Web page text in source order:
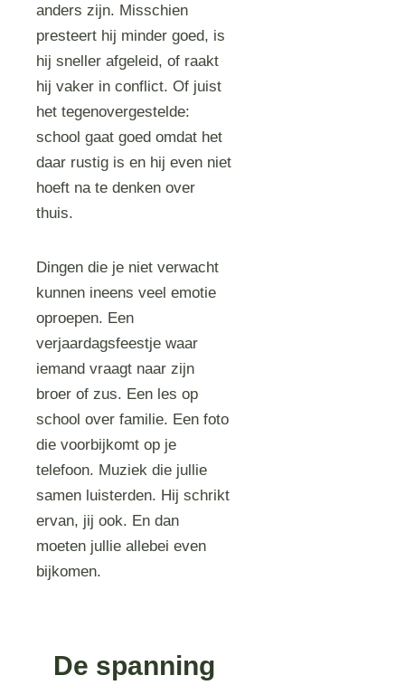
anders zijn. Misschien
presteert hij minder goed, is
hij sneller afgeleid, of raakt
hij vaker in conflict. Of juist
het tegenovergestelde:
school gaat goed omdat het
daar rustig is en hij even niet
hoeft na te denken over
thuis.
Dingen die je niet verwacht
kunnen ineens veel emotie
oproepen. Een
verjaardagsfeestje waar
iemand vraagt naar zijn
broer of zus. Een les op
school over familie. Een foto
die voorbijkomt op je
telefoon. Muziek die jullie
samen luisterden. Hij schrikt
ervan, jij ook. En dan
moeten jullie allebei even
bijkomen.
De spanning